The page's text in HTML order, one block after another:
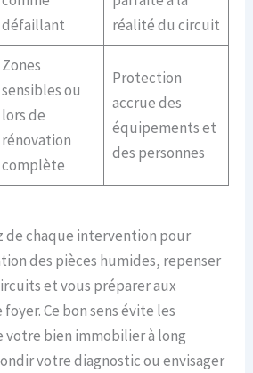
défaillant
réalité du circuit
Zones
sensibles ou
lors de
rénovation
complète
Protection
accrue des
équipements et
des personnes
de chaque intervention pour
des pièces humides, repenser
et vous préparer aux
Ce bon sens évite les
votre bien immobilier à long
votre diagnostic ou envisager